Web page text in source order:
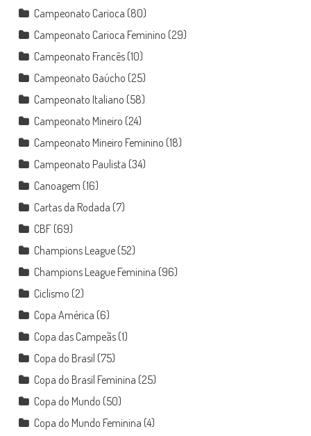
Campeonato Carioca (80)
Campeonato Carioca Feminino (29)
Campeonato Francês(10)
Campeonato Gaúcho (25)
Campeonato Italiano (58)
Campeonato Mineiro (24)
Campeonato Mineiro Feminino (18)
Campeonato Paulista (34)
Canoagem (16)
Cartas da Rodada (7)
CBF(69)
Champions League(52)
Champions League Feminina (96)
Ciclismo (2)
Copa América (6)
Copa das Campeãs(1)
Copa do Brasil (75)
Copa do Brasil Feminina (25)
Copa do Mundo (50)
Copa do Mundo Feminina (4)